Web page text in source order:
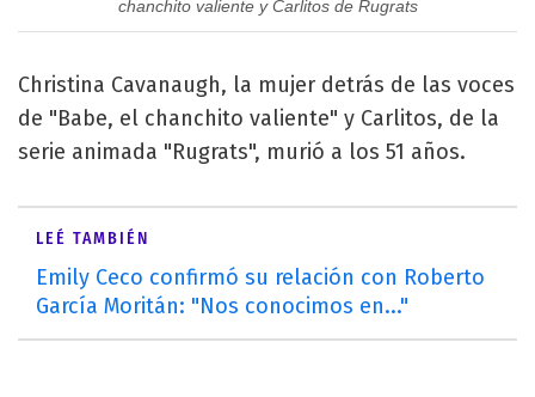
chanchito valiente y Carlitos de Rugrats
Christina Cavanaugh, la mujer detrás de las voces
de "Babe, el chanchito valiente" y Carlitos, de la
serie animada "Rugrats", murió a los 51 años.
LEÉ TAMBIÉN
Emily Ceco confirmó su relación con Roberto
García Moritán: "Nos conocimos en..."